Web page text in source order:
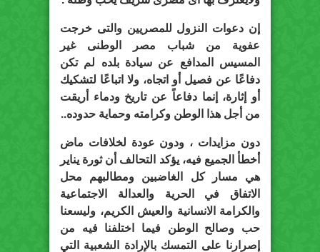
إن دعوات النزول للمصريين والتى خرجت
عفوية من شباب مصر الوطنى غير
المسيس المدافع عن سيادة بلده لم تكن
دفاعًا عن فصيل أو اتجاه، ولا اتباعًا لتشكيك
أو إثارة، إنما دفاعاً عن تاريخ ودماء أريقت
من أجل هذا الوطن وكرامته وحماية حدوده..
دون مزايدات ، ودون عودة لخلافات ماض
أخطأ الجميع فيه، يؤكد التحالف أن ثورة يناير
هي مسار كل الغاضبين ومطالبهم محل
الاتفاق في الحرية والعدالة الاجتماعية
والكرامة الانسانية والعيش الكريم، وليسعنا
حب وصالح الوطن فيما اختلفنا فيه من
إصرارنا على التمسك بالإرادة الشعبية التي